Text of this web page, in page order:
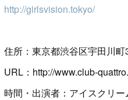
http://girlsvision.tokyo/
住所：東京都渋谷区宇田川
URL：http://www.club-
時間・出演者：アイスクリ